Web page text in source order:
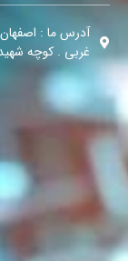
آدرس ما : اصفهان
غربی . کوچه شهید مهدی